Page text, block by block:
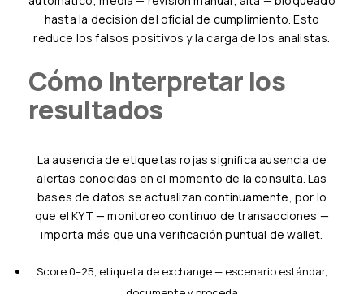
hasta la decisión del oficial de cumplimiento. Esto
reduce los falsos positivos y la carga de los analistas.
Cómo interpretar los
resultados
La ausencia de etiquetas rojas significa ausencia de
alertas conocidas en el momento de la consulta. Las
bases de datos se actualizan continuamente, por lo
que el KYT — monitoreo continuo de transacciones —
importa más que una verificación puntual de wallet.
Score 0–25, etiqueta de exchange — escenario estándar,